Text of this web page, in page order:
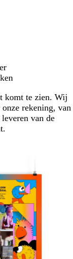
komt te zien. Wij
rekening, van
van de